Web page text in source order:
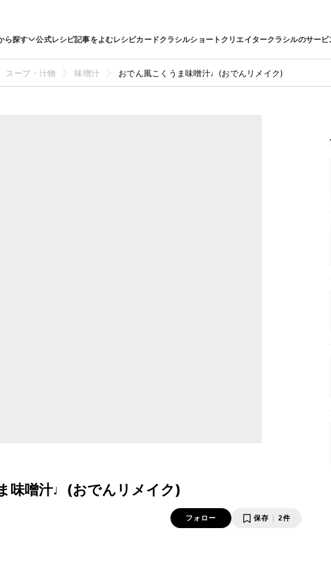
ら探す 公式レシピ記事をよむレシピカードクラシルショートクリエイタークラシルのサービ
スープ・汁物 味噌汁 おでん風こくうま味噌汁♩(おでんリメイク)
味噌汁♩(おでんリメイク)
フォロー 保存 2件